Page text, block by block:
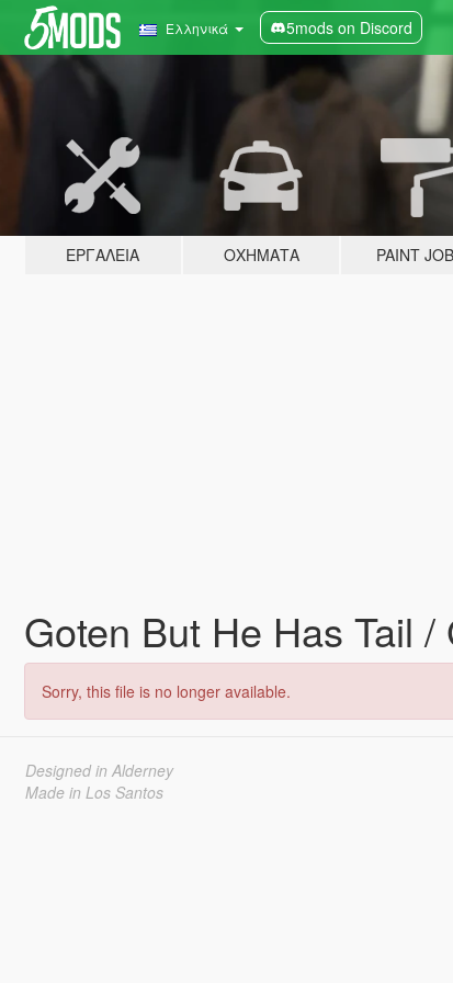
Ελληνικά 5mods on Discord
ΕΡΓΑΛΕΊΑ ΟΧΉΜΑΤΑ PAINT
Goten But He Has Tail
Sorry, this file is no longer available.
Designed in Alderney
Made in Los Santos